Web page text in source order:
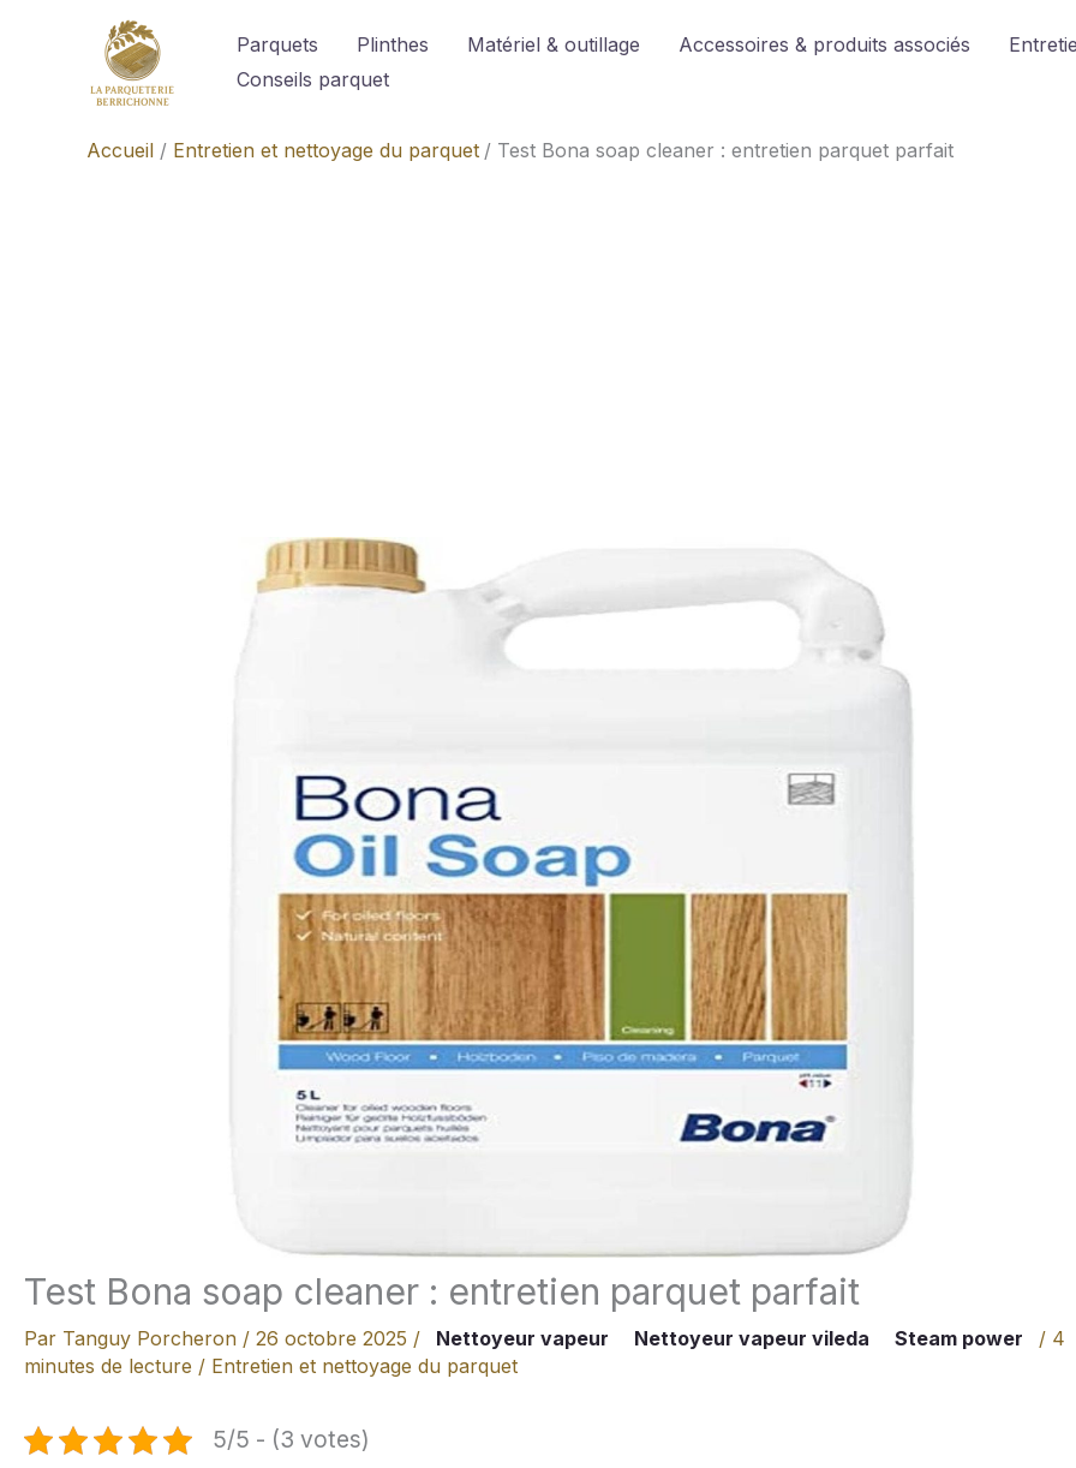
Parquets Plinthes Matériel & outillage Accessoires & produits associés
Conseils parquet
Accueil Entretien et nettoyage du parquet Test Bona soap cleaner : entretien parquet parfait
Test Bona soap cleaner : entretien parquet parfait
Par Tanguy Porcheron / 26 octobre 2025 / Nettoyeur vapeur Nettoyeur vapeur vileda Steam power / 4
minutes de lecture / Entretien et nettoyage du parquet
5/5 - (3 votes)